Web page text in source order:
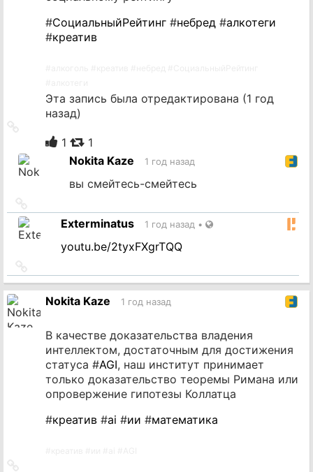
#СоциальныйРейтинг #небред #алкотеги
#креатив
Эта запись была отредактирована (1 год
назад)
источник
1
1
Nokita Kaze
1 год назад
вы смейтесь-смейтесь
на
источникExterminatus 1 год назад •
youtu.be/2tyxFXgrTQQ
на
источник
Nokita Kaze 1 год назад
В качестве доказательства владения
интеллектом, достаточным для достижения
статуса #AGI, наш институт принимает
только доказательство теоремы Римана или
опровержение гипотезы Коллатца
#креатив #ai #ии #математика